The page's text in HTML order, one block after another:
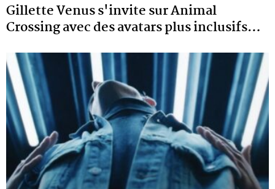
Gillette Venus s'invite sur Animal
Crossing avec des avatars plus inclusifs…